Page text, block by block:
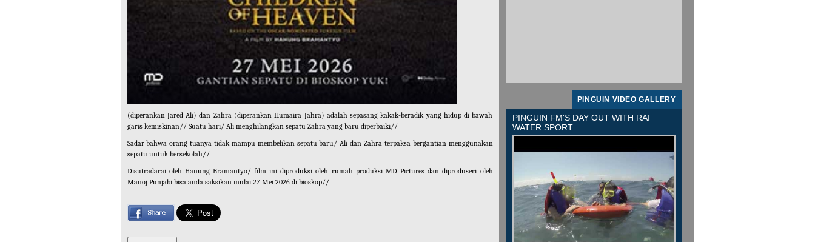
(diperankan Jared Ali) dan Zahra (diperankan Humaira Jahra) adalah sepasang kakak-beradik yang hidup di bawah
garis kemiskinan// Suatu hari/ Ali menghilangkan sepatu Zahra yang baru diperbaiki//
Sadar bahwa orang tuanya tidak mampu membelikan sepatu baru/ Ali dan Zahra terpaksa bergantian menggunakan
sepatu untuk bersekolah//
Disutradarai oleh Hanung Bramantyo/ film ini diproduksi oleh rumah produksi MD Pictures dan diproduseri oleh
Manoj Punjabi bisa anda saksikan mulai 27 Mei 2026 di bioskop//
PINGUIN VIDEO GALLERY
PINGUIN FM'S DAY OUT WITH RAI
WATER SPORT